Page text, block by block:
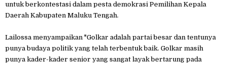
untuk berkontestasi dalam pesta demokrasi Pemilihan Kepala
Daerah Kabupaten Maluku Tengah.
Lailossa menyampaikan "Golkar adalah partai besar dan tentunya
punya budaya politik yang telah terbentuk baik. Golkar masih
punya kader-kader senior yang sangat layak bertarung pada